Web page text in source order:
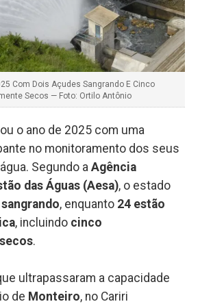
Com Dois Açudes Sangrando E Cinco
Secos — Foto: Ortilo Antônio
o ano de 2025 com uma
no monitoramento dos seus
Segundo aAgência
das Águas (Aesa), o estado
, enquanto 24 estão
, incluindo cinco
.
ultrapassaram a capacidade
de Monteiro, no Cariri